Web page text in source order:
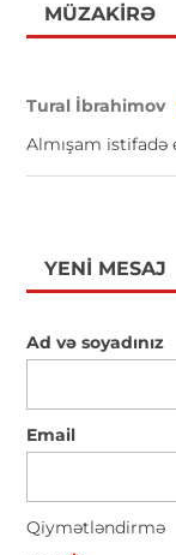
MÜZAKIRƏ
Tural İbrahimov
Almışam istifadə
YENI MESAJ
Ad və soyadınız
Email
Qiymətləndirmə